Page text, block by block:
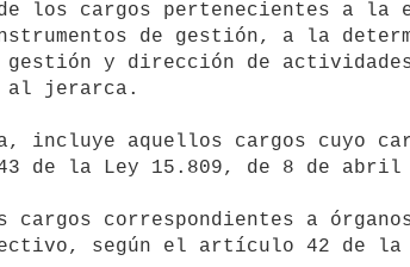
de gestión, a la
y dirección de
al jerarca.
de la Ley 15.809, de 8 de abril
según el artículo 42 de la